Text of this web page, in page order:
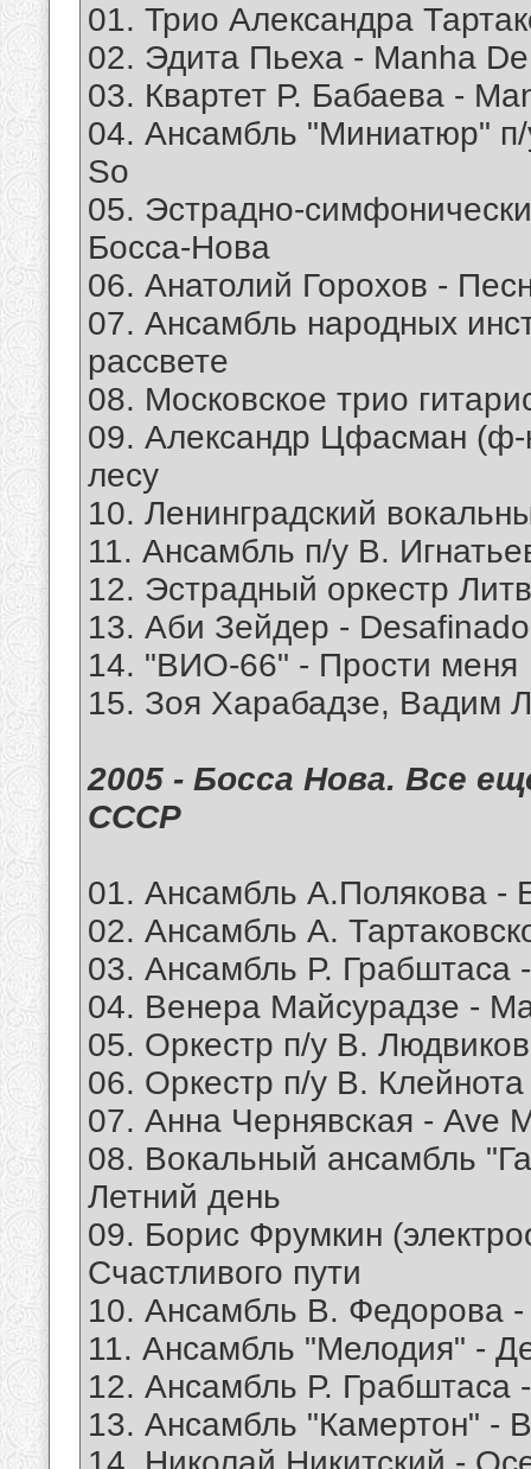
01. Трио Александра
02. Эдита Пьеха - Manha
03. Квартет Р. Бабаева -
04. Ансамбль "Миниатюр"
So
05. Эстрадно-
Бocca-Нова
06. Анатолий Горохов -
07. Ансамбль народных
рассвете
08. Московское трио
09. Александр Цфасман (ф-
лесу
10. Ленинградский
11. Ансамбль п/у В.
12. Эстрадный оркестр
13. Аби Зейдер - Desafinado
14. "ВИО-66" - Прости меня
15. Зоя Харабадзе, Вадим
2005 - Босса Нова. Все
СССР
01. Ансамбль А.Полякова -
02. Ансамбль А.
03. Ансамбль Р. Грабштаса
04. Венера Майсурадзе -
05. Оркестр п/у В.
06. Оркестр п/у В.
07. Анна Чернявская - Ave
08. Вокальный ансамбль
Летний день
09. Борис Фрумкин
Счастливого пути
10. Ансамбль В. Федорова
11. Ансамбль "Мелодия" -
12. Ансамбль Р. Грабштаса
13. Ансамбль "Камертон" -